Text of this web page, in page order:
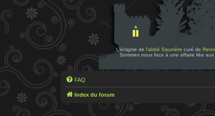
L'énigme de l'abbé Saunière curé de
Sommes nous face à une affaire liée aux
FAQ
Index du forum